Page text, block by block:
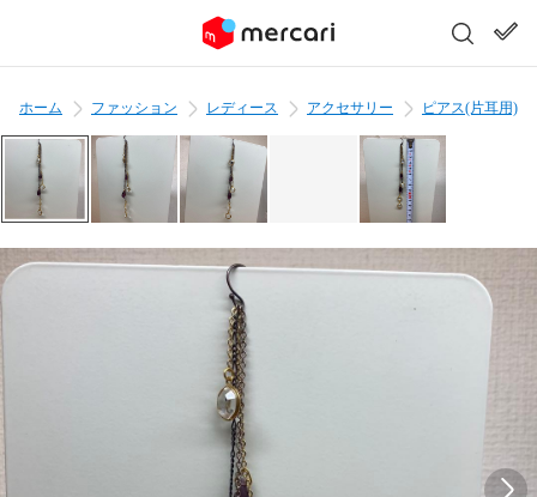
ホーム ファッション レディース アクセサリー ピアス(片耳用)